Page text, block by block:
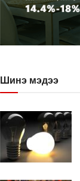
Шинэ мэдээ